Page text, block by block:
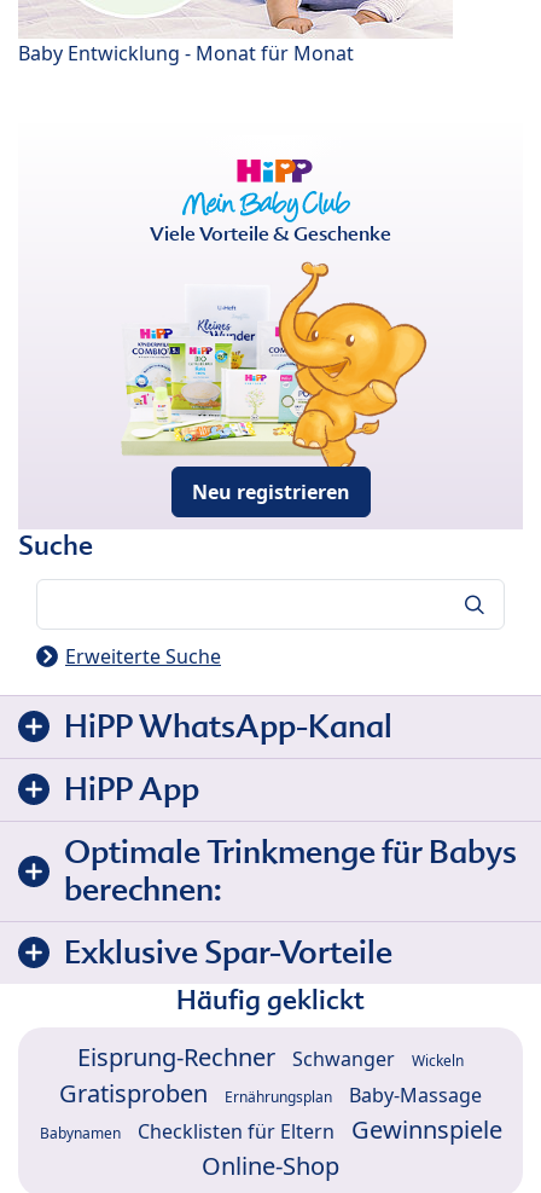
Baby Entwicklung - Monat für Monat
Viele Vorteile & Geschenke
Neu registrieren
Suche
Erweiterte Suche
HiPP WhatsApp-Kanal
HiPP App
Optimale Trinkmenge für Babys
berechnen:
Exklusive Spar-Vorteile
Häufig geklickt
Eisprung-Rechner Schwanger Wickeln
Gratisproben Ernährungsplan Baby-Massage
Babynamen Checklisten für Eltern
Gewinnspiele
Online-Shop